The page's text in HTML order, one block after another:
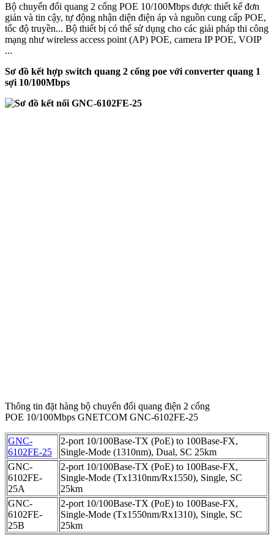
Bộ chuyển đổi quang 2 cổng POE 10/100Mbps được thiết kế đơn
giản và tin cậy, tự động nhận diện điện áp và nguồn cung cấp POE,
tốc độ truyền... Bộ thiết bị có thể sử dụng cho các giải pháp thi công
mạng như wireless access point (AP) POE, camera IP POE, VOIP
...
Sơ đồ kết hợp switch quang 2 cổng poe với converter quang 1
sợi 10/100Mbps
Thông tin đặt hàng bộ chuyển đổi quang điện 2 cổng
POE 10/100Mbps GNETCOM GNC-6102FE-25
GNC-
6102FE-25
2-port 10/100Base-TX (PoE) to 100Base-FX,
Single-Mode (1310nm), Dual, SC 25km
GNC-
6102FE-
25A
2-port 10/100Base-TX (PoE) to 100Base-FX,
Single-Mode (Tx1310nm/Rx1550), Single, SC
25km
GNC-
6102FE-
25B
2-port 10/100Base-TX (PoE) to 100Base-FX,
Single-Mode (Tx1550nm/Rx1310), Single, SC
25km